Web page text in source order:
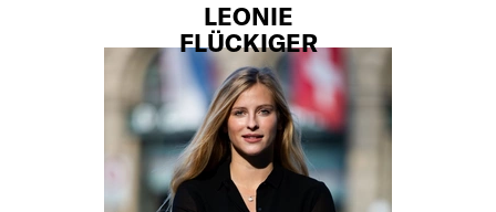
LEONIE
­FLÜCKIGER